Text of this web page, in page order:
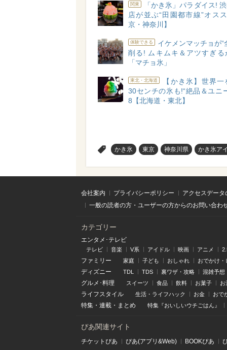
関東
「かき氷」パラダイス!
店が並ぶ“田園都市線”オス
京・神奈川】
体験できる
イケメンマッチョが“
削る! ムキムキ＆アツすぎる
「マチョ氷」
東北・北海道
【かき氷】世界
30センチの氷も!“絶品＆ユニ
8【北海道・東北】
かき氷 東京 神奈川県 かき氷ア
会社案内 プライバシーポリシー
アクセスデー
一般の読者の方・ユーザーの方からのお問い合わ
カテゴリー
エンタメ･テレビ
テレビ 音楽 V系 アイドル 映画 アニメ
ファミリー 家庭 子ども おしゃれ おでかけ・
ディズニー TDL TDS 裏ワザ・攻略 混雑予想
グルメ･料理 スイーツ 食品 飲料 お菓子 お
ライフスタイル 生活・ライフハック お金 おで
特集 ・ 連載 ・ まとめ 特集『おいしいウチごはん』
ぴあ関連サイト
チケットぴあ ぴあ(アプリ&Web) BOOKぴあ